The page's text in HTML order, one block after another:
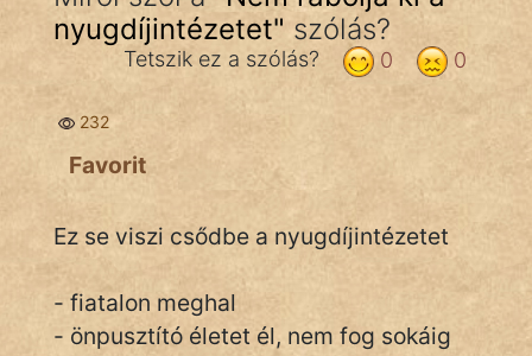
Közmondások
Szállóigék
Szóláscsoportok
Szólások
Tréfás
nyugdíjintézetet"szólás?
0
0
Tetszik ez a szólás?
232
Favorit
Ez se viszi csődbe a nyugdíjintézetet
- fiatalon meghal
- önpusztító életet él, nem fog sokáig